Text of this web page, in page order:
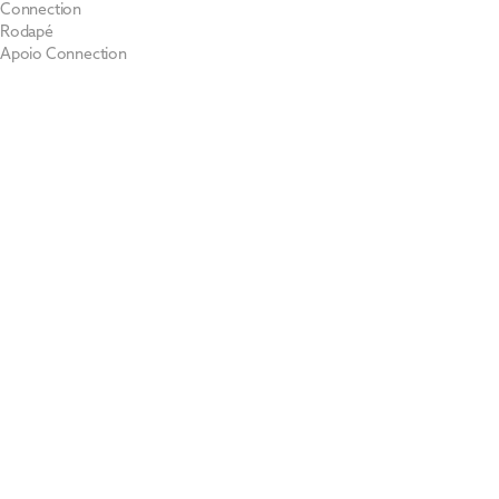
Connection
Rodapé
Apoio Connection